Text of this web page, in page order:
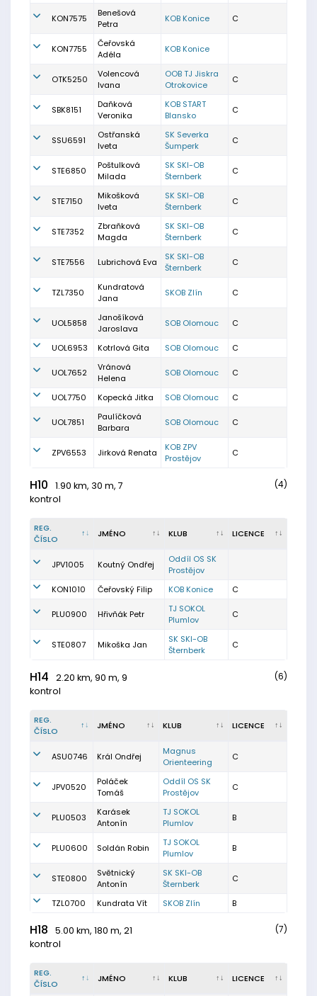
KON7575
Benešová
Petra
KOB Konice C
KON7755
Čeřovská
Adéla
KOB Konice
OTK5250
Volencová
Ivana
OOB TJ Jiskra
Otrokovice
C
SBK8151
Daňková
Veronika
KOB START
Blansko
C
SSU6591
Ostřanská
Iveta
SK Severka
Šumperk
C
STE6850
Poštulková
Milada
SK SKI-OB
Šternberk
C
STE7150
Mikošková
Iveta
SK SKI-OB
Šternberk
C
STE7352
Zbraňková
Magda
SK SKI-OB
Šternberk
C
STE7556 Lubrichová Eva
SK SKI-OB
Šternberk
C
TZL7350
Kundratová
Jana
SKOB Zlín C
UOL5858
Janošíková
Jaroslava
SOB Olomouc C
UOL6953 Kotrlová Gita SOB Olomouc C
UOL7652
Vránová
Helena
SOB Olomouc C
UOL7750 Kopecká Jitka SOB Olomouc C
UOL7851
Paulíčková
Barbara
SOB Olomouc C
ZPV6553 Jirková Renata
KOB ZPV
Prostějov
C
H10
1.90 km, 30 m, 7
kontrol
(4)
REG.
ČÍSLO
JMÉNO KLUB LICENCE
JPV1005 Koutný Ondřej
Oddíl OS SK
Prostějov
KON1010
Čeřovský Filip KOB Konice C
PLU0900 Hřivňák Petr
TJ SOKOL
Plumlov
C
STE0807 Mikoška Jan
SK SKI-OB
Šternberk
C
H14
2.20 km, 90 m, 9
kontrol
(6)
REG.
ČÍSLO
JMÉNO KLUB LICENCE
ASU0746 Král Ondřej
Magnus
Orienteering
C
JPV0520
Poláček
Tomáš
Oddíl OS SK
Prostějov
C
PLU0503
Karásek
Antonín
TJ SOKOL
Plumlov
B
PLU0600 Soldán Robin
TJ SOKOL
Plumlov
B
STE0800
Světnický
Antonín
SK SKI-OB
Šternberk
C
TZL0700 Kundrata Vít SKOB Zlín B
H18
5.00 km, 180 m, 21
kontrol
(7)
REG.
ČÍSLO
JMÉNO KLUB LICENCE